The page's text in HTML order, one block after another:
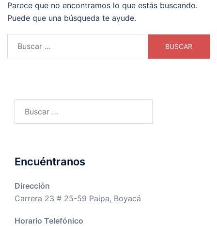
Parece que no encontramos lo que estás buscando.
Puede que una búsqueda te ayude.
Encuéntranos
Dirección
Carrera 23 # 25-59 Paipa, Boyacá
Horario Telefónico